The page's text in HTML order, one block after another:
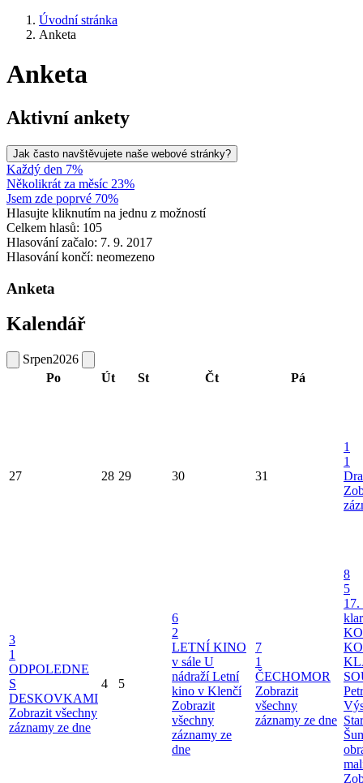
Úvodní stránka
Anketa
Anketa
Aktivní ankety
Jak často navštěvujete naše webové stránky?
Každý den 7%
Několikrát za měsíc 23%
Jsem zde poprvé 70%
Hlasujte kliknutím na jednu z možností
Celkem hlasů: 105
Hlasování začalo: 7. 9. 2017
Hlasování končí: neomezeno
Anketa
Kalendář
Srpen2026
Po
Út St Čt Pá
27 28 29 30 31
1
1
3
1
ODPOLEDNE
S
DESKOVKAMI
Zobrazit všechny
záznamy ze dne
4 5
6
2
LETNÍ KINO
v sále U
nádražíLetní
kino v Klenčí
Zobrazit
všechny
záznamy ze
dne
7
1
ČECHOMOR
Zobrazit
všechny
záznamy ze dne
8
5